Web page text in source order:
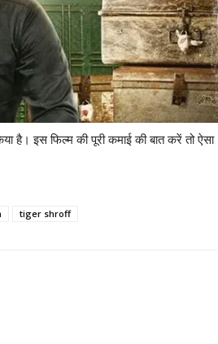
है। इस फिल्म की पूरी कमाई की बात करें तो ऐसा
tiger shroff